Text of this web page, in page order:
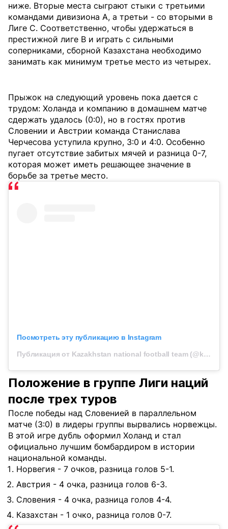
ниже. Вторые места сыграют стыки с третьими
командами дивизиона A, а третьи - со вторыми в
Лиге C. Соответственно, чтобы удержаться в
престижной лиге B и играть с сильными
соперниками, сборной Казахстана необходимо
занимать как минимум третье место из четырех.
Прыжок на следующий уровень пока дается с
трудом: Холанда и компанию в домашнем матче
сдержать удалось (0:0), но в гостях против
Словении и Австрии команда Станислава
Черчесова уступила крупно, 3:0 и 4:0. Особенно
пугает отсутствие забитых мячей и разница 0-7,
которая может иметь решающее значение в
борьбе за третье место.
Посмотреть эту публикацию в Instagram
Публикация от Kazakhstan national football team (@kff_team)
Положение в группе Лиги наций
после трех туров
После победы над Словенией в параллельном
матче (3:0) в лидеры группы вырвались норвежцы.
В этой игре дубль оформил Холанд и стал
официально лучшим бомбардиром в истории
национальной команды.
Норвегия - 7 очков, разница голов 5-1.
Австрия - 4 очка, разница голов 6-3.
Словения - 4 очка, разница голов 4-4.
Казахстан - 1 очко, разница голов 0-7.